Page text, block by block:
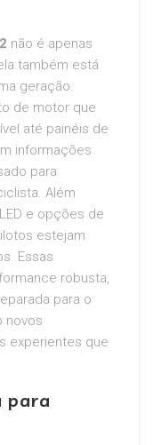
não é apenas
também está
geração.
de motor que
até painéis de
informações
para
Além
e opções de
estejam
Essas
robusta,
para o
novos
experientes que
para